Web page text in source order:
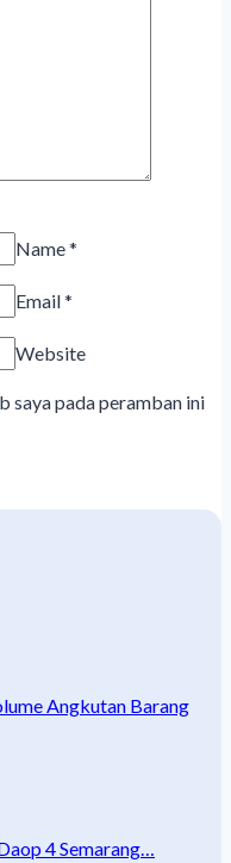
Name*
Email*
Website
saya pada peramban ini
Angkutan Barang
4 Semarang…